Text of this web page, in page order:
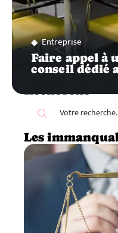
Entreprise
Faire appel à
conseil dédié
Recherche
Les